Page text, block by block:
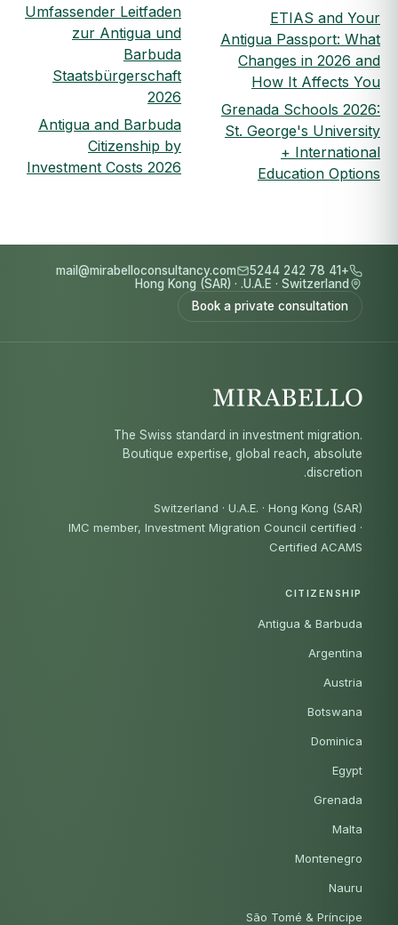
ETIAS and Your
Antigua Passport: What
Changes in 2026 and
How It Affects You
Grenada Schools 2026:
St. George's University
+ International
Education Options
Umfassender Leitfaden
zur Antigua und
Barbuda
Staatsbürgerschaft
2026
Antigua and Barbuda
Citizenship by
Investment Costs 2026
+41 78 242 5244
mail@mirabelloconsultancy.com
Switzerland
·
U.A.E.
·
Hong Kong (SAR)
Book a private consultation
The Swiss standard in investment migration.
Boutique expertise, global reach, absolute
discretion.
Switzerland · U.A.E. · Hong Kong (SAR)
IMC member, Investment Migration Council certified ·
Certified ACAMS
CITIZENSHIP
Antigua & Barbuda
Argentina
Austria
Botswana
Dominica
Egypt
Grenada
Malta
Montenegro
Nauru
São Tomé & Príncipe